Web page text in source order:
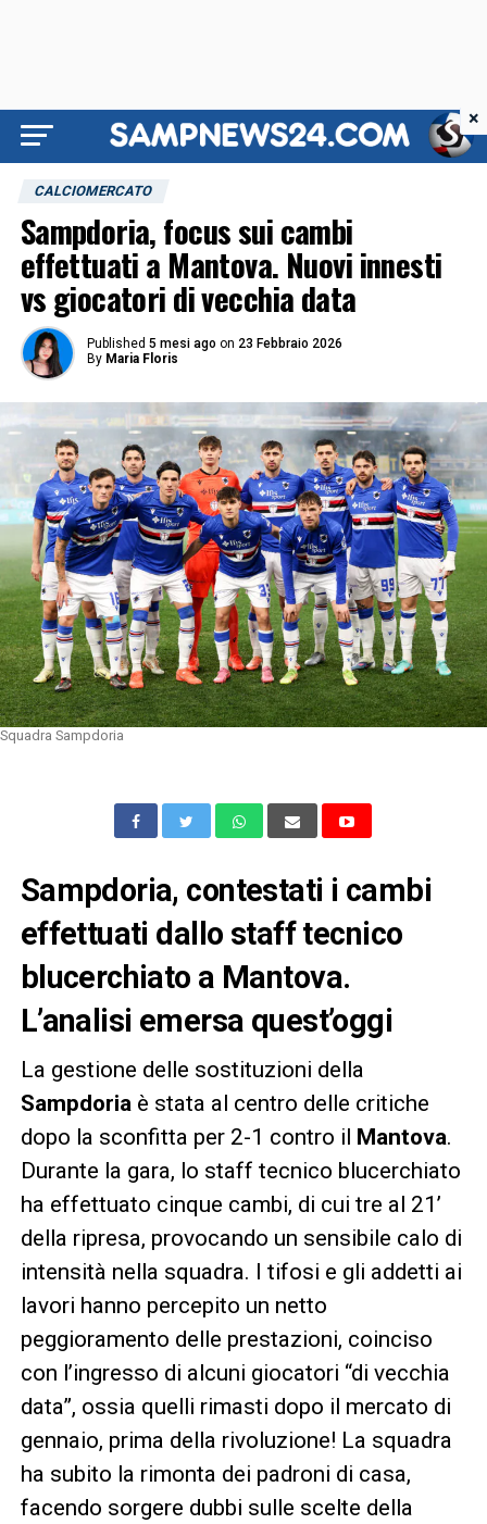
CALCIOMERCATO
Sampdoria, focus sui cambi
effettuati a Mantova. Nuovi innesti
vs giocatori di vecchia data
Published 5 mesi ago on 23 Febbraio 2026
By Maria Floris
Squadra Sampdoria
Sampdoria, contestati i cambi
effettuati dallo staff tecnico
blucerchiato a Mantova.
L’analisi emersa quest’oggi
La gestione delle sostituzioni della
Sampdoria è stata al centro delle critiche
dopo la sconfitta per 2-1 contro il Mantova.
Durante la gara, lo staff tecnico blucerchiato
ha effettuato cinque cambi, di cui tre al 21’
della ripresa, provocando un sensibile calo di
intensità nella squadra. I tifosi e gli addetti ai
lavori hanno percepito un netto
peggioramento delle prestazioni, coinciso
con l’ingresso di alcuni giocatori “di vecchia
data”, ossia quelli rimasti dopo il mercato di
gennaio, prima della rivoluzione! La squadra
ha subito la rimonta dei padroni di casa,
facendo sorgere dubbi sulle scelte della
×